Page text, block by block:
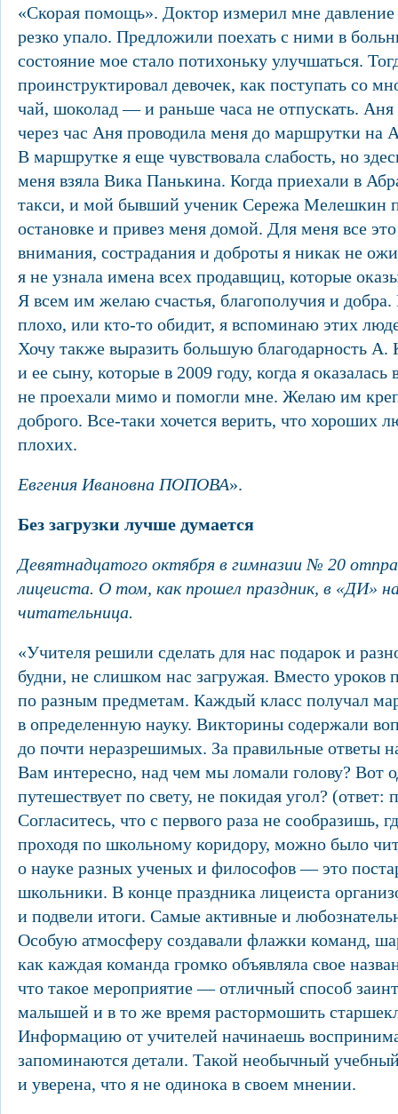
«Скорая помощь». Доктор измерил мне
резко упало. Предложили поехать с ними в
состояние мое стало потихоньку улучшаться.
проинструктировал девочек, как поступать со
чай, шоколад — и раньше часа не отпускать.
через час Аня проводила меня до маршрутки на
В маршрутке я еще чувствовала слабость, но
меня взяла Вика Панькина. Когда приехали в
такси, и мой бывший ученик Сережа Мелешкин
остановке и привез меня домой. Для меня все
внимания, сострадания и доброты я никак не
я не узнала имена всех продавщиц, которые
Я всем им желаю счастья, благополучия и добра.
плохо, или кто-то обидит, я вспоминаю этих
Хочу также выразить большую благодарность А.
и ее сыну, которые в 2009 году, когда я
не проехали мимо и помогли мне. Желаю им
доброго. Все-таки хочется верить, что хороших
плохих.
Евгения Ивановна ПОПОВА».
Без загрузки лучше думается
Девятнадцатого октября в гимназии № 20
лицеиста. О том, как прошел праздник, в «ДИ»
читательница.
«Учителя решили сделать для нас подарок и
будни, не слишком нас загружая. Вместо уроков
по разным предметам. Каждый класс получал
в определенную науку. Викторины содержали
до почти неразрешимых. За правильные ответы
Вам интересно, над чем мы ломали голову? Вот
путешествует по свету, не покидая угол? (ответ:
Согласитесь, что с первого раза не сообразишь,
проходя по школьному коридору, можно было
о науке разных ученых и философов — это
школьники. В конце праздника лицеиста
и подвели итоги. Самые активные и
Особую атмосферу создавали флажки команд,
как каждая команда громко объявляла свое
что такое мероприятие — отличный способ
малышей и в то же время растормошить
Информацию от учителей начинаешь
запоминаются детали. Такой необычный
и уверена, что я не одинока в своем мнении.